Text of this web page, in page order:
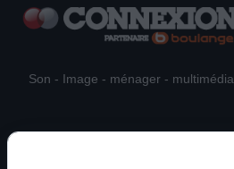
Son - Image - ménager - multimédia